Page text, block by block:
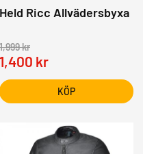
Held Ricc Allvädersbyxa
1,999kr
1,400 kr
KÖP